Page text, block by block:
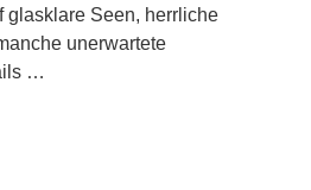
glasklare Seen, herrliche
unerwartete
…